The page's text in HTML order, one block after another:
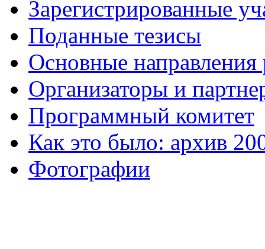
Зарегистрированные
Поданные тезисы
Основные направления
Организаторы и
Программный комитет
Как это было: архив
Фотографии